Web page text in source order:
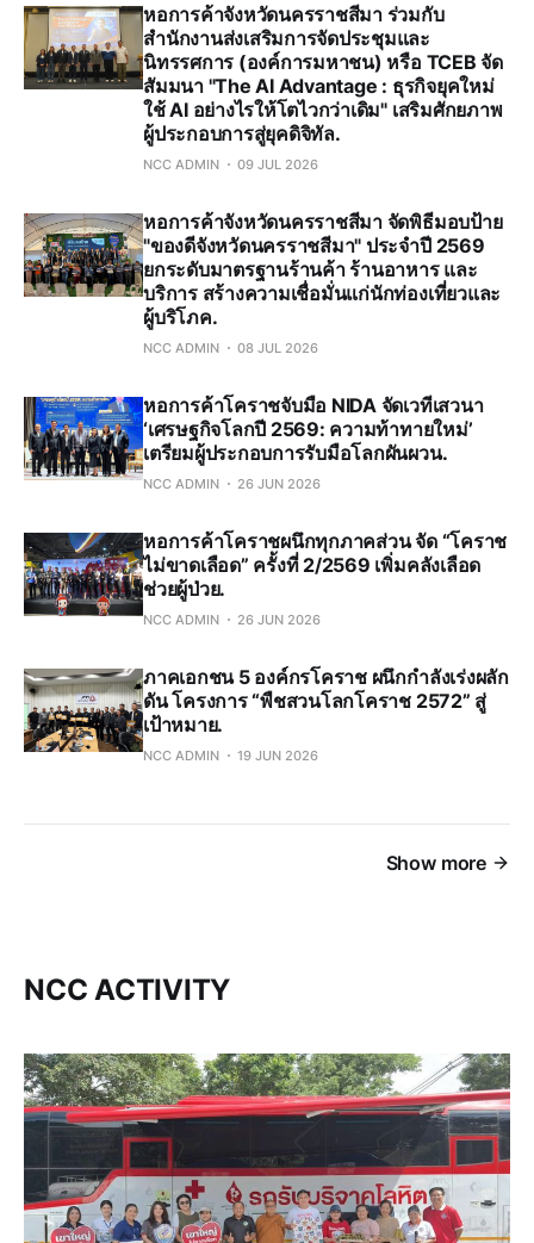
หอการค้าจังหวัดนครราชสีมา ร่วมกับ
สำนักงานส่งเสริมการจัดประชุมและ
นิทรรศการ (องค์การมหาชน) หรือ TCEB จัด
สัมมนา "The AI Advantage : ธุรกิจยุคใหม่
ใช้ AI อย่างไรให้โตไวกว่าเดิม" เสริมศักยภาพ
ผู้ประกอบการสู่ยุคดิจิทัล.
NCC ADMIN 09 JUL 2026
หอการค้าจังหวัดนครราชสีมา จัดพิธีมอบป้าย
"ของดีจังหวัดนครราชสีมา" ประจำปี 2569
ยกระดับมาตรฐานร้านค้า ร้านอาหาร และ
บริการ สร้างความเชื่อมั่นแก่นักท่องเที่ยวและ
ผู้บริโภค.
NCC ADMIN 08 JUL 2026
หอการค้าโคราชจับมือ NIDA จัดเวทีเสวนา
‘เศรษฐกิจโลกปี 2569: ความท้าทายใหม่’
เตรียมผู้ประกอบการรับมือโลกผันผวน.
NCC ADMIN 26 JUN 2026
หอการค้าโคราชผนึกทุกภาคส่วน จัด “โคราช
ไม่ขาดเลือด” ครั้งที่ 2/2569 เพิ่มคลังเลือด
ช่วยผู้ป่วย.
NCC ADMIN 26 JUN 2026
ภาคเอกชน 5 องค์กรโคราช ผนึกกำลังเร่งผลัก
ดัน โครงการ “พืชสวนโลกโคราช 2572” สู่
เป้าหมาย.
NCC ADMIN 19 JUN 2026
Show more
NCC ACTIVITY